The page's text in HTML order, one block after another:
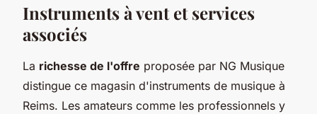
Instruments à vent et services
associés
La richesse de l'offre proposée par NG Musique
distingue ce magasin d'instruments de musique à
Reims. Les amateurs comme les professionnels y